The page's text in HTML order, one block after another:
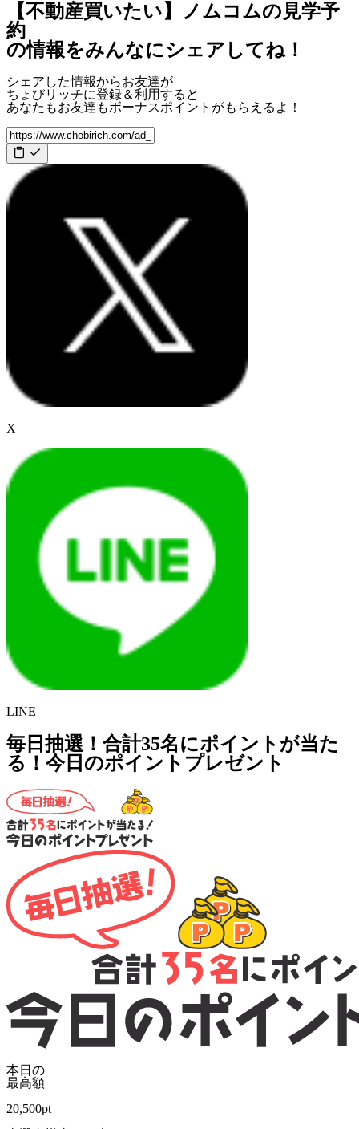
【不動産買いたい】ノムコムの見学予
約
の情報をみんなにシェアしてね！
シェアした情報からお友達が
ちょびリッチに登録＆利用すると
あなたもお友達もボーナスポイント がもらえるよ！
X
LINE
毎日抽選！合計35名にポイントが当た
る！今日のポイントプレゼント
本日の
最高額
20,500pt